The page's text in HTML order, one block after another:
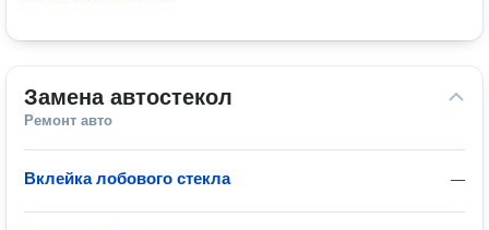
Замена автостекол
Ремонт авто
—
Вклейка лобового стекла